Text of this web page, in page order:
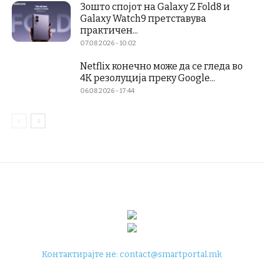
Зошто спојот на Galaxy Z Fold8 и
Galaxy Watch9 претставува
практичен...
07.08.2026 - 10:02
Netflix конечно може да се гледа во
4K резолуција преку Google...
06.08.2026 - 17:44
Контактирајте не:contact@smartportal.mk